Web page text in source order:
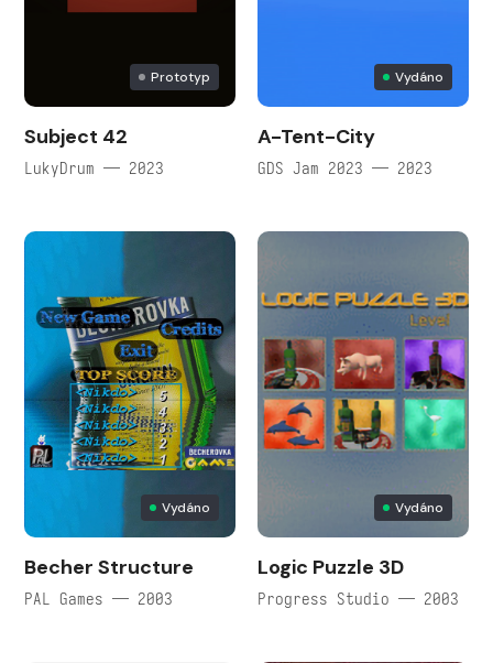
Prototyp
Subject 42
LukyDrum — 2023
Vydáno
A-Tent-City
GDS Jam 2023 — 2023
Vydáno
Becher Structure
PAL Games — 2003
Vydáno
Logic Puzzle 3D
Progress Studio — 2003